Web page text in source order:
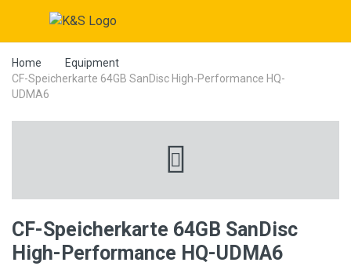
Home
Equipment
CF-Speicherkarte 64GB SanDisc High-Performance HQ-
UDMA6
CF-Speicherkarte 64GB SanDisc
High-Performance HQ-UDMA6